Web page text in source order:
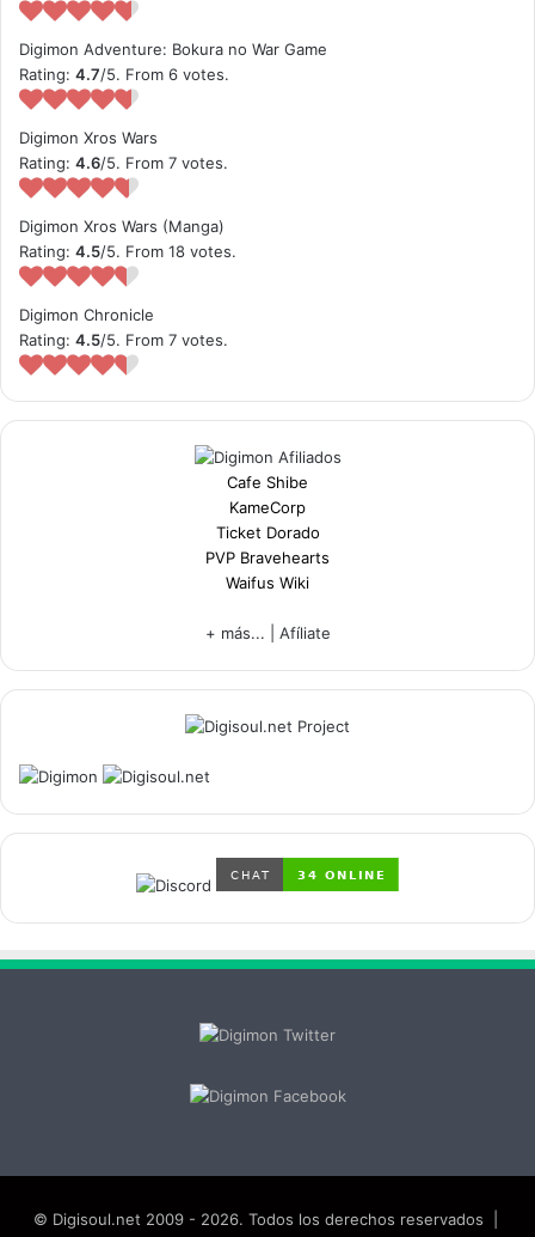
Digimon Adventure: Bokura no War Game
Rating: 4.7/5. From 6 votes.
Digimon Xros Wars
Rating: 4.6/5. From 7 votes.
Digimon Xros Wars (Manga)
Rating: 4.5/5. From 18 votes.
Digimon Chronicle
Rating: 4.5/5. From 7 votes.
Cafe Shibe
KameCorp
Ticket Dorado
PVP Bravehearts
Waifus Wiki
+ más... Afíliate
© Digisoul.net 2009 - 2026. Todos los derechos reservados |